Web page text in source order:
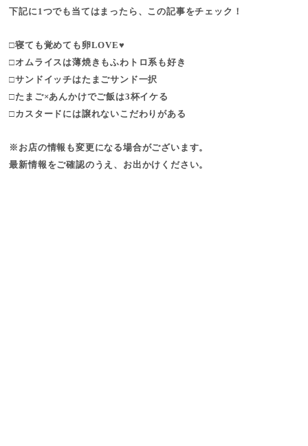
下記に1つでも当てはまったら、この記事をチェック！
□寝ても覚めても卵LOVE♥
□オムライスは薄焼きもふわトロ系も好き
□サンドイッチはたまごサンド一択
□たまご×あんかけでご飯は3杯イケる
□カスタードには譲れないこだわりがある
※お店の情報も変更になる場合がございます。
最新情報をご確認のうえ、お出かけください。